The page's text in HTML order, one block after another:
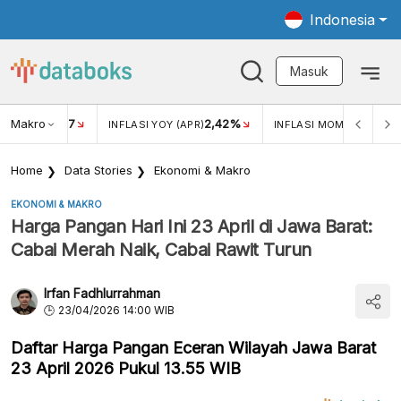
Indonesia
Masuk
Makro
USD/IDR 17 INFLASI YOY (APR)2,42% INFLASI MOM (MAR)
Home Data Stories Ekonomi & Makro
EKONOMI & MAKRO
Harga Pangan Hari Ini 23 April di Jawa Barat:
Cabai Merah Naik, Cabai Rawit Turun
Irfan Fadhlurrahman
23/04/2026 14:00 WIB
Daftar Harga Pangan Eceran Wilayah Jawa Barat
23 April 2026 Pukul 13.55 WIB